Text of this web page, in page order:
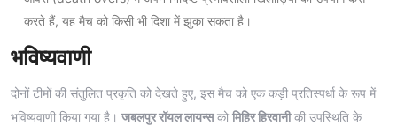
करते हैं, यह मैच को किसी भी दिशा में झुका सकता है।
भविष्यवाणी
दोनों टीमों की संतुलित प्रकृति को देखते हुए, इस मैच को एक कड़ी प्रतिस्पर्धा के रूप में
भविष्यवाणी किया गया है। जबलपुर रॉयल लायन्सको मिहिर हिरवानीकी उपस्थिति के